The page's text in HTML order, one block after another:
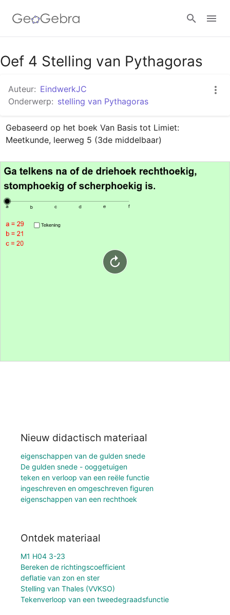
Google Classroom
GeoGebra Klaslokaal
Aanmelden
Oef 4 Stelling van Pythagoras
Auteur: EindwerkJC
Onderwerp: stelling van Pythagoras
Gebaseerd op het boek Van Basis tot Limiet:
Meetkunde, leerweg 5 (3de middelbaar)
Nieuw didactisch materiaal
eigenschappen van de gulden snede
De gulden snede - ooggetuigen
teken en verloop van een reële functie
ingeschreven en omgeschreven figuren
eigenschappen van een rechthoek
Ontdek materiaal
M1 H04 3-23
Bereken de richtingscoefficient
deflatie van zon en ster
Stelling van Thales (VVKSO)
Tekenverloop van een tweedegraadsfunctie